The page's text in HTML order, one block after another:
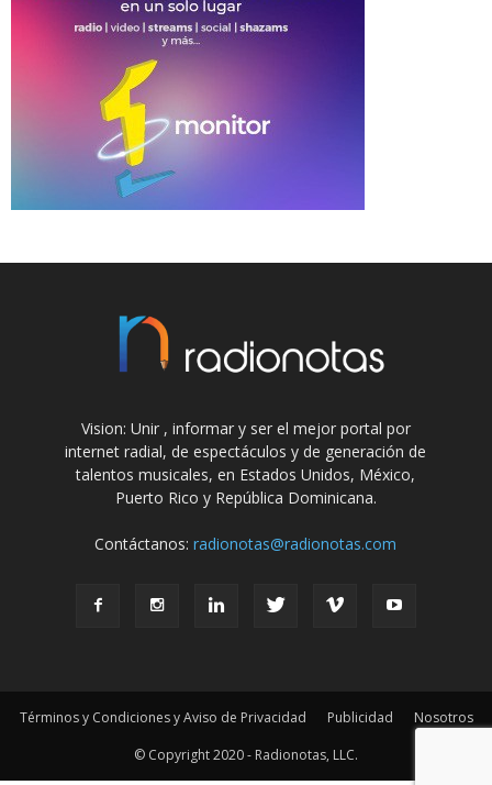
Vision: Unir , informar y ser el mejor portal por
internet radial, de espectáculos y de generación de
talentos musicales, en Estados Unidos, México,
Puerto Rico y República Dominicana.
Contáctanos:radionotas@radionotas.com
Términos y Condiciones y Aviso de Privacidad Publicidad
Nosotros
© Copyright 2020 - Radionotas, LLC.